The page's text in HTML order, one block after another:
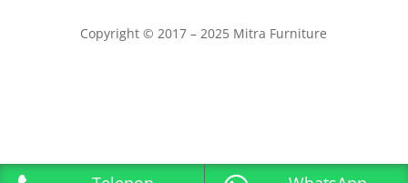
Copyright © 2017 – 2025 Mitra Furniture